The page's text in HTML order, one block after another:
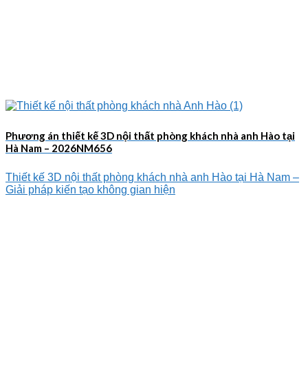
Phương án thiết kế 3D nội thất phòng khách nhà anh Hào tại
Hà Nam – 2026NM656
Thiết kế 3D nội thất phòng khách nhà anh Hào tại Hà Nam –
Giải pháp kiến tạo không gian hiện